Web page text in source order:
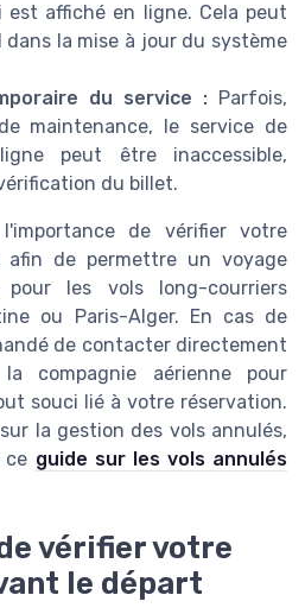
affiché en ligne. Cela peut
la mise à jour du système
du service : Parfois,
maintenance, le service de
peut être inaccessible,
du billet.
de vérifier votre
afin de permettre un voyage
les vols long-courriers
ou Paris-Alger. En cas de
de contacter directement
compagnie aérienne pour
souci lié à votre réservation.
la gestion des vols annulés,
ce guide sur les vols annulés
vérifier votre
le départ